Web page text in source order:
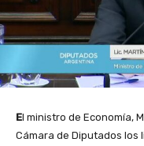
El ministro de Economía,
Cámara de Diputados los